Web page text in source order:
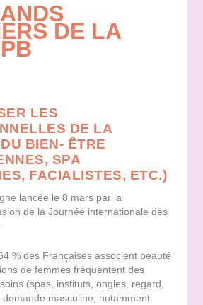
DE LA
LES
DE LA
BIEN- ÊTRE
SPA
FACIALISTES, ETC.)
lancée le 8 mars par la
de la Journée internationale des
% des Françaises associent beauté
de femmes fréquentent des
(spas, instituts, ongles, regard,
masculine, notamment